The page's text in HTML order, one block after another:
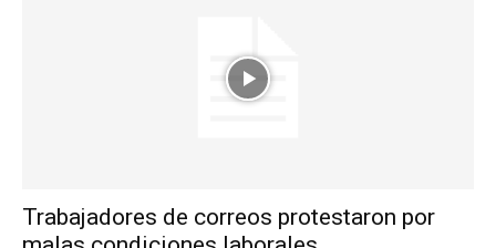
Trabajadores de correos protestaron por